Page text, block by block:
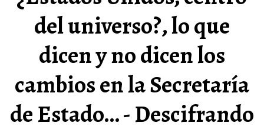
del universo?, lo que
dicen y no dicen los
cambios en la Secretaría
de Estado… - Descifrando